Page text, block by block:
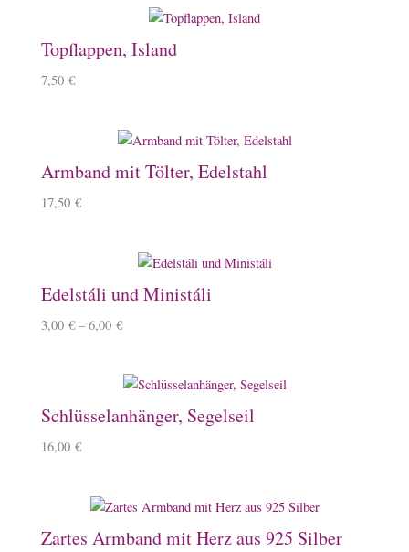
Topflappen, Island
7,50 €
Armband mit Tölter, Edelstahl
17,50 €
Edelstáli und Ministáli
3,00 € –6,00 €
Schlüsselanhänger, Segelseil
16,00 €
Zartes Armband mit Herz aus 925 Silber